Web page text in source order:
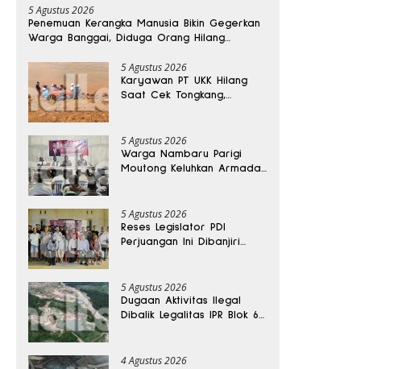
5 Agustus 2026
Penemuan Kerangka Manusia Bikin Gegerkan
Warga Banggai, Diduga Orang Hilang
5 Agustus 2026
Karyawan PT UKK Hilang
Saat Cek Tongkang,
5 Agustus 2026
Warga Nambaru Parigi
Moutong Keluhkan Armada
Reses Legislator PKS
5 Agustus 2026
Reses Legislator PDI
Perjuangan Ini Dibanjiri
5 Agustus 2026
Dugaan Aktivitas Ilegal
Dibalik Legalitas IPR Blok 6
4 Agustus 2026